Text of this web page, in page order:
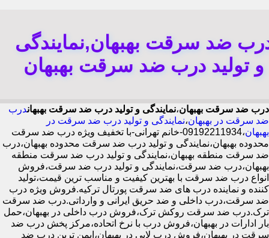
ضد سرقت بهبهان,نمایندگی
و تولید درب ضد سرقت بهبهان
درب ضد سرقت بهبهان،نمایندگی و تولید درب ضد سرقت بهبهاندرب
ضد سرقت در بهبهان،نمایندگی و تولید درب ضد سرقت در
بهبهان
،09192211934-خانم تهرانی-با تخفیف ویژه درب ضد سرقت
محدوده بهبهان،نمایندگی و تولید درب ضد سرقت محدوده بهبهان،درب
ضد سرقت منطقه بهبهان،نمایندگی و تولید درب ضد سرقت منطقه
بهبهان،درب ضد سرقت،نمایندگی و تولید درب ضد سرقت،فروش
انواع درب ضد سرقت با بهترین کیفیت و مناسب ترین قیمت،تولید
کننده و نماینده درب های ضد سرقت پورتال ترکیه.فروش ویژه درب
ضد سرقت،درب داخلی و ضد حریق ایرانی و وارداتی.درب ضد سرقت
ترک.درب ضد سرقت روکش ترک،فروش درب داخلی در بهبهان،حمل
بار ادارات در بهبهان،فروش درب با نرخ اتحاده،مرکز پخش درب ضد
سرقت در بهبهان،فروش درب لابی در بهبهان،ایمن ترین درب ضد